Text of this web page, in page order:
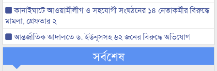
কানাইঘাটে আওয়ামীলীগ ও সহযোগী সংঘঠনের ১৪ নেতাকর্মীর বিরুদ্ধে
মামলা, গ্রেফতার ২
আন্তর্জাতিক আদালতে ড. ইউনূসসহ ৬২ জনের বিরুদ্ধে অভিযোগ
সর্বশেষ